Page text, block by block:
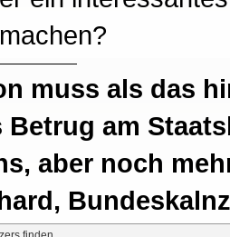
muss als das
Betrug am
aber noch